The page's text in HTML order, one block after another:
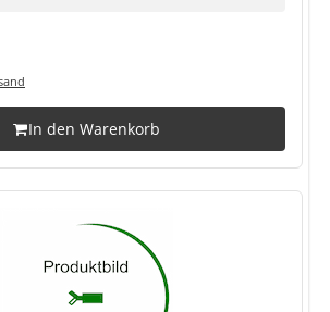
In den Warenkorb